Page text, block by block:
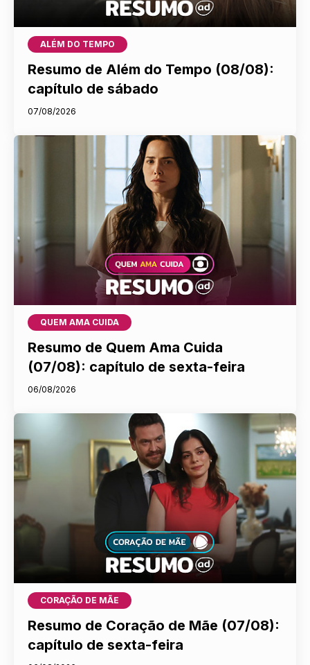
ALÉM DO TEMPO
Resumo de Além do Tempo (08/08):
capítulo de sábado
07/08/2026
QUEM AMA CUIDA
Resumo de Quem Ama Cuida
(07/08): capítulo de sexta-feira
06/08/2026
CORAÇÃO DE MÃE
Resumo de Coração de Mãe (07/08):
capítulo de sexta-feira